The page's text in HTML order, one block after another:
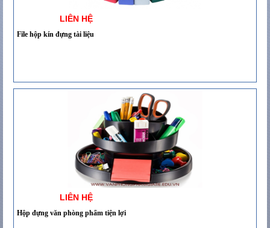
LIÊN HỆ
File hộp kín đựng tài liệu
LIÊN HỆ
Hộp đựng văn phòng phẩm tiện lợi